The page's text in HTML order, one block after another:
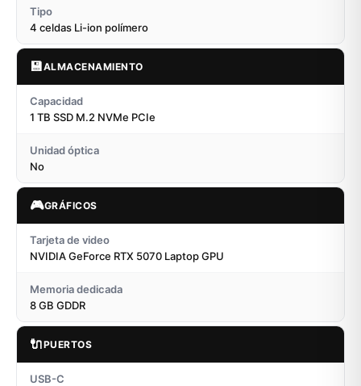
Tipo
4 celdas Li-ion polímero
💾ALMACENAMIENTO
Capacidad
1 TB SSD M.2 NVMe PCIe
Unidad óptica
No
🎮GRÁFICOS
Tarjeta de video
NVIDIA GeForce RTX 5070 Laptop GPU
Memoria dedicada
8 GB GDDR
🔌PUERTOS
USB-C